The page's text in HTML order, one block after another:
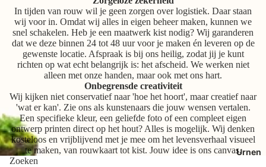
Urnen
In tijden van rouw wil je geen zorgen over logistiek. Daar staan
wij voor in. Omdat wij alles in eigen beheer maken, kunnen we
snel schakelen. Heb je een maatwerk kist nodig? Wij garanderen
dat we deze binnen 24 tot 48 uur voor je maken én leveren op de
gewenste locatie. Afspraak is bij ons heilig, zodat jij je kunt
richten op wat echt belangrijk is: het afscheid. We werken niet
alleen met onze handen, maar ook met ons hart.
Onbegrensde creativiteit
Wij kijken niet conservatief naar 'hoe het hoort', maar creatief naar
'wat er kan'. Zie ons als kunstenaars die jouw wensen vertalen.
Een specifieke kleur, een geliefde foto of een compleet eigen
ontwerp printen direct op het hout? Alles is mogelijk. Wij denken
kosteloos en vrijblijvend met je mee om het levensverhaal visueel
te maken, van rouwkaart tot kist. Jouw idee is ons canvas.
Zoeken